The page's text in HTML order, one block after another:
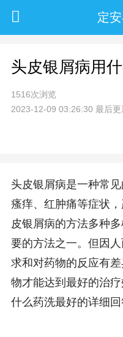
定
头皮银屑病用
1516次浏览
2023-12-09 03:26:30 最后更
头皮银屑病是一种常
瘙痒、红肿痛等症状
皮银屑病的方法多种
要的方法之一。但因
求和对药物的反应有
物才能达到最好的治
什么药洗最好的详细回